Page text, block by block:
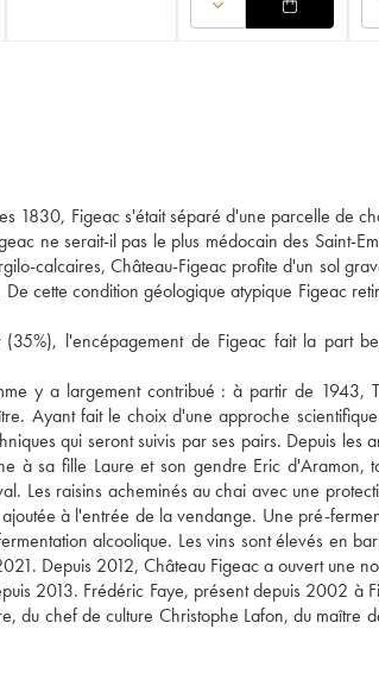
1830, Figeac s'était séparé d'une parcelle de
ne serait-il pas le plus médocain des Saint-
calcaires, Château-Figeac profite d'un sol
cette condition géologique atypique Figeac
l'encépagement de Figeac fait la part
y a largement contribué : à partir de 1943,
Ayant fait le choix d'une approche
qui seront suivis par ses pairs. Depuis les
à sa fille Laure et son gendre Eric d'Aramon,
Les raisins acheminés au chai avec une
à l'entrée de la vendange. Une pré-
alcoolique. Les vins sont élevés en
Depuis 2012, Château Figeac a ouvert une
2013. Frédéric Faye, présent depuis 2002 à
du chef de culture Christophe Lafon, du maître